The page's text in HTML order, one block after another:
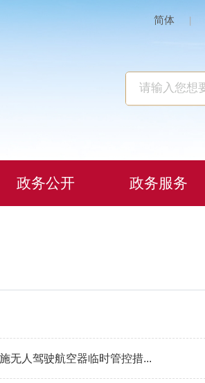
简体 |
政务公开 政务服务
无人驾驶航空器临时管控措...